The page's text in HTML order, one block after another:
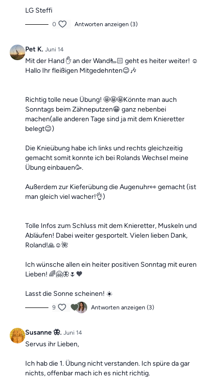
LG Steffi
0 Antworten anzeigen (3)
Pet K. Juni 14
Mit der Hand ✋ an der Wand🫷🏻 geht es heiter weiter! ☺️
Hallo Ihr fleißigen Mitgedehnten😉🎶
Richtig tolle neue Übung! 🤩🤩🤩Könnte man auch
Sonntags beim Zähneputzen😁 ganz nebenbei
machen(alle anderen Tage sind ja mit dem Knieretter
belegt😉)
Die Knieübung habe ich links und rechts gleichzeitig
gemacht somit konnte ich bei Rolands Wechsel meine
Übung einbauen🥳.
Außerdem zur Kieferübung die Augenuhr👀 gemacht (ist
man gleich viel wacher!👌)
Tolle Infos zum Schluss mit dem Knieretter, Muskeln und
Abläufen! Dabei weiter gesportelt. Vielen lieben Dank,
Roland!🙏☺️🌺
Ich wünsche allen ein heiter positiven Sonntag mit euren
Lieben! 🌈🤗🦋🌷🧡
Lasst die Sonne scheinen! ☀️
9 Antworten anzeigen (3)
Susanne 🦋. Juni 14
Servus ihr Lieben,
Ich hab die 1. Übung nicht verstanden. Ich spüre da gar
nichts, offenbar mach ich es nicht richtig.